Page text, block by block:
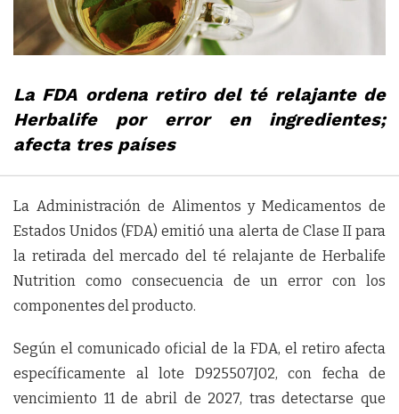
La FDA ordena retiro del té relajante de
Herbalife por error en ingredientes;
afecta tres países
La Administración de Alimentos y Medicamentos de
Estados Unidos (FDA) emitió una alerta de Clase II para
la retirada del mercado del té relajante de Herbalife
Nutrition como consecuencia de un error con los
componentes del producto.
Según el comunicado oficial de la FDA, el retiro afecta
específicamente al lote D925507J02, con fecha de
vencimiento 11 de abril de 2027, tras detectarse que